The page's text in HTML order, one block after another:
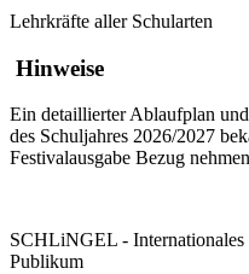
Lehrkräfte aller Schularten
Hinweise
Ein detaillierter Ablaufplan
des Schuljahres 2026/2027
Festivalausgabe Bezug
SCHLiNGEL -
Publikum